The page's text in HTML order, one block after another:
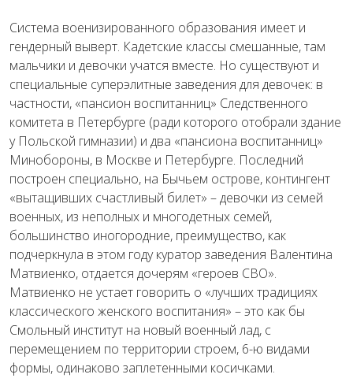
Система военизированного образования имеет и
гендерный выверт. Кадетские классы смешанные, там
мальчики и девочки учатся вместе. Но существуют и
специальные суперэлитные заведения для девочек: в
частности, «пансион воспитанниц» Следственного
комитета в Петербурге (ради которого отобрали здание
у Польской гимназии) и два «пансиона воспитанниц»
Минобороны, в Москве и Петербурге. Последний
построен специально, на Бычьем острове, контингент
«вытащивших счастливый билет» – девочки из семей
военных, из неполных и многодетных семей,
большинство иногородние, преимущество, как
подчеркнула в этом году куратор заведения Валентина
Матвиенко, отдается дочерям «героев СВО».
Матвиенко не устает говорить о «лучших традициях
классического женского воспитания» – это как бы
Смольный институт на новый военный лад, с
перемещением по территории строем, 6-ю видами
формы, одинаково заплетенными косичками.